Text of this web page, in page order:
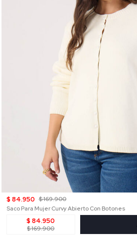
$ 84.950 $ 169.900
Saco Para Mujer Curvy Abierto Con Botones
$ 84.950
$ 169.900